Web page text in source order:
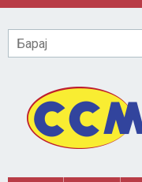
Skip to main content
Барај